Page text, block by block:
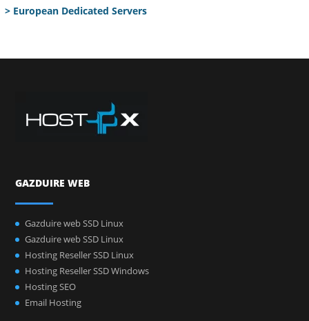
> European Dedicated Servers
GAZDUIRE WEB
Gazduire web SSD Linux
Gazduire web SSD Linux
Hosting Reseller SSD Linux
Hosting Reseller SSD Windows
Hosting SEO
Email Hosting